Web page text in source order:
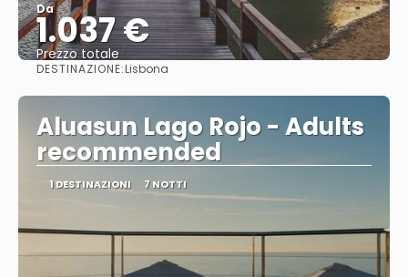
Da
1.037 €
Prezzo totale
DESTINAZIONE:Lisbona
Aluasun Lago Rojo - Adults
recommended
1 DESTINAZIONI 7 NOTTI